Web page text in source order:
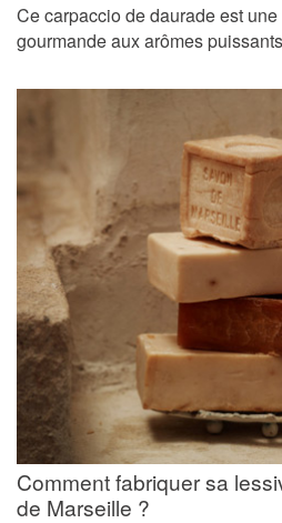
Ce carpaccio de daurade est
gourmande aux arômes puissants
Comment fabriquer sa
de Marseille ?